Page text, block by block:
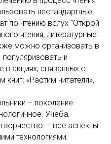
нестандартные
по чтению вслух "Открой
чтения, литературные
можно организовать в
и
в акциях, связанных с
«Растим читателя»,
– поколение
Учеба,
— все аспекты
технологиями.